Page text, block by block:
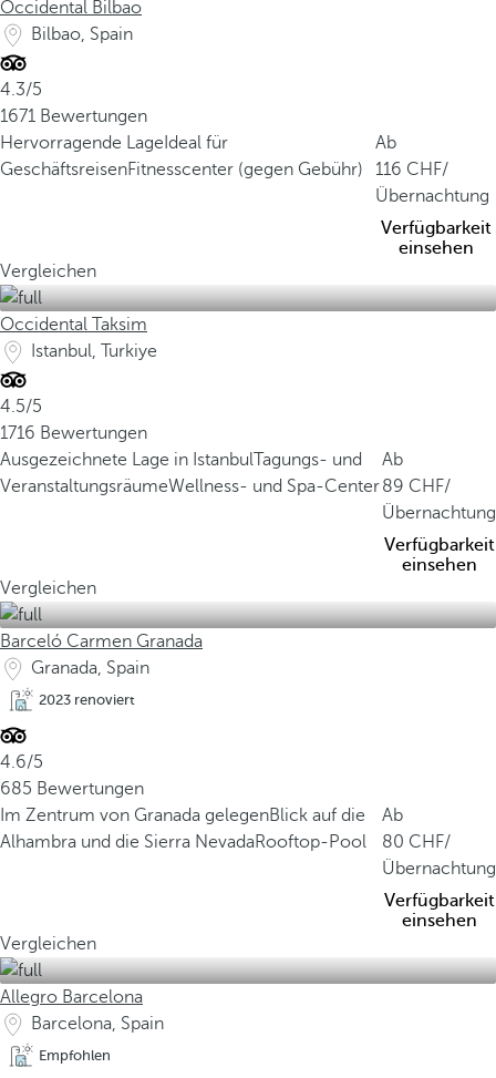
Occidental Bilbao
Bilbao, Spain
4.3/5
1671 Bewertungen
Hervorragende Lage Ideal für
GeschäftsreisenFitnesscenter (gegen Gebühr)
Ab
116
/
Übernachtung
Verfügbarkeit
einsehen
Vergleichen
Occidental Taksim
Istanbul, Turkiye
4.5/5
1716 Bewertungen
Ausgezeichnete Lage in IstanbulTagungs- und
VeranstaltungsräumeWellness- und Spa-Center
Ab
89
/
Übernachtung
Verfügbarkeit
einsehen
Vergleichen
Barceló Carmen Granada
Granada, Spain
2023 renoviert
4.6/5
685 Bewertungen
Im Zentrum von Granada gelegenBlick auf die
Alhambra und die Sierra NevadaRooftop-Pool
Ab
80
/
Übernachtung
Verfügbarkeit
einsehen
Vergleichen
Allegro Barcelona
Barcelona, Spain
Empfohlen